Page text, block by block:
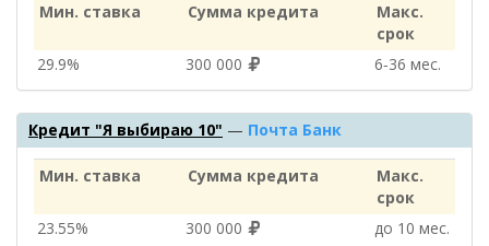
Мин. ставка Сумма кредита
Макс.
срок
29.9%
300 000 6‑36 мес.
Кредит "Я выбираю 10" — Почта Банк
Мин. ставка Сумма кредита
Макс.
срок
23.55%
300 000 до 10 мес.